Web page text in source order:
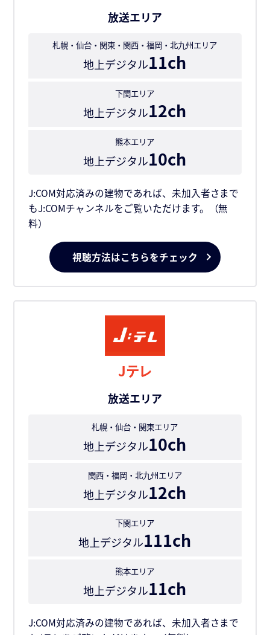
放送エリア
札幌・仙台・関東・関西・福岡・北九州エリア
地上デジタル11ch
下関エリア
地上デジタル12ch
熊本エリア
地上デジタル10ch
J:COM対応済みの建物であれば、未加入者さまで
もJ:COMチャンネルをご覧いただけます。（無
料）
視聴方法はこちらをチェック
Jテレ
放送エリア
札幌・仙台・関東エリア
地上デジタル10ch
関西・福岡・北九州エリア
地上デジタル12ch
下関エリア
地上デジタル111ch
熊本エリア
地上デジタル11ch
J:COM対応済みの建物であれば、未加入者さまで